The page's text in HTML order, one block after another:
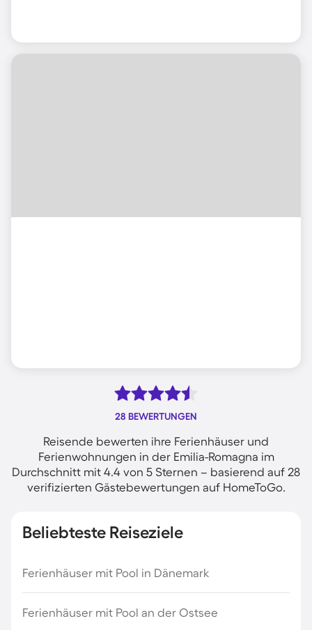
28 BEWERTUNGEN
Reisende bewerten ihre Ferienhäuser und
Ferienwohnungen in der Emilia-Romagna im
Durchschnitt mit 4.4 von 5 Sternen – basierend auf 28
verifizierten Gästebewertungen auf HomeToGo.
Beliebteste Reiseziele
Ferienhäuser mit Pool in Dänemark
Ferienhäuser mit Pool an der Ostsee